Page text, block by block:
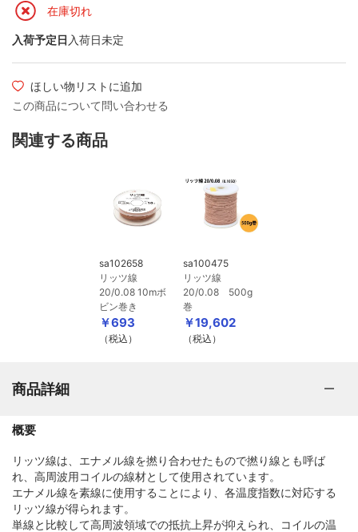
在庫切れ
入荷予定日 入荷日未定
ほしい物リストに追加
この商品について問い合わせる
関連する商品
sa102658
リッツ線
20/0.08 10mボ
ビン巻き
￥693
（税込）
sa100475
リッツ線
20/0.08 500g
巻
￥19,602
（税込）
商品詳細
概要
リッツ線は、エナメル線を撚り合わせたもので撚り線とも呼ば
れ、高周波用コイルの線材として使用されています。
エナメル線を素線に使用することにより、各温度指数に対応する
リッツ線が得られます。
単線と比較して高周波領域での抵抗上昇が抑えられ、コイルの温